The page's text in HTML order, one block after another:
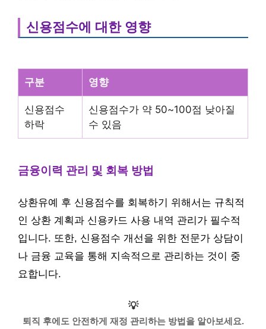
신용점수에 대한 영향
구분 영향
신용점수
하락
신용점수가 약 50~100점 낮아질
수 있음
금융이력 관리 및 회복 방법
상환유예 후 신용점수를 회복하기 위해서는 규칙적
인 상환 계획과 신용카드 사용 내역 관리가 필수적
입니다. 또한, 신용점수 개선을 위한 전문가 상담이
나 금융 교육을 통해 지속적으로 관리하는 것이 중
요합니다.
💡
퇴직 후에도 안전하게 재정 관리하는 방법을 알아보세요.